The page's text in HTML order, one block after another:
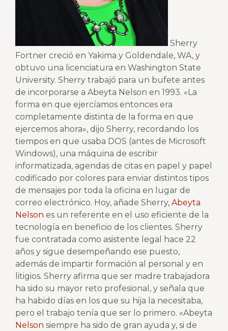
Sherry
Fortner creció en Yakima y Goldendale, WA, y
obtuvo una licenciatura en Washington State
University. Sherry trabajó para un bufete antes
de incorporarse a Abeyta Nelson en 1993. «La
forma en que ejercíamos entonces era
completamente distinta de la forma en que
ejercemos ahora», dijo Sherry, recordando los
tiempos en que usaba DOS (antes de Microsoft
Windows), una máquina de escribir
informatizada, agendas de citas en papel y papel
codificado por colores para enviar distintos tipos
de mensajes por toda la oficina en lugar de
correo electrónico. Hoy, añade Sherry, Abeyta
Nelson es un referente en el uso eficiente de la
tecnología en beneficio de los clientes. Sherry
fue contratada como asistente legal hace 22
años y sigue desempeñando ese puesto,
además de impartir formación al personal y en
litigios. Sherry afirma que ser madre trabajadora
ha sido su mayor reto profesional, y señala que
ha habido días en los que su hija la necesitaba,
pero el trabajo tenía que ser lo primero. «Abeyta
Nelson siempre ha sido de gran ayuda y, si de